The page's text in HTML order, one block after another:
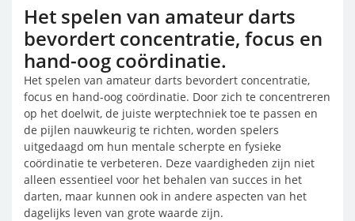
Het spelen van amateur darts
bevordert concentratie, focus en
hand-oog coördinatie.
Het spelen van amateur darts bevordert concentratie,
focus en hand-oog coördinatie. Door zich te concentreren
op het doelwit, de juiste werptechniek toe te passen en
de pijlen nauwkeurig te richten, worden spelers
uitgedaagd om hun mentale scherpte en fysieke
coördinatie te verbeteren. Deze vaardigheden zijn niet
alleen essentieel voor het behalen van succes in het
darten, maar kunnen ook in andere aspecten van het
dagelijks leven van grote waarde zijn.